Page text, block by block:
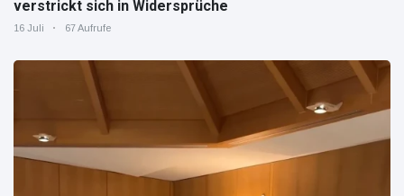
verstrickt sich in Widersprüche
16 Juli 67 Aufrufe